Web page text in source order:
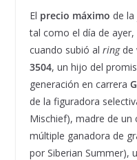
El precio máximo de
tal como el día de
cuando subió al ringde
3504, un hijo del
generación en carrera
de la figuradora
Mischief), madre de un
múltiple ganadora de
por Siberian Summer),